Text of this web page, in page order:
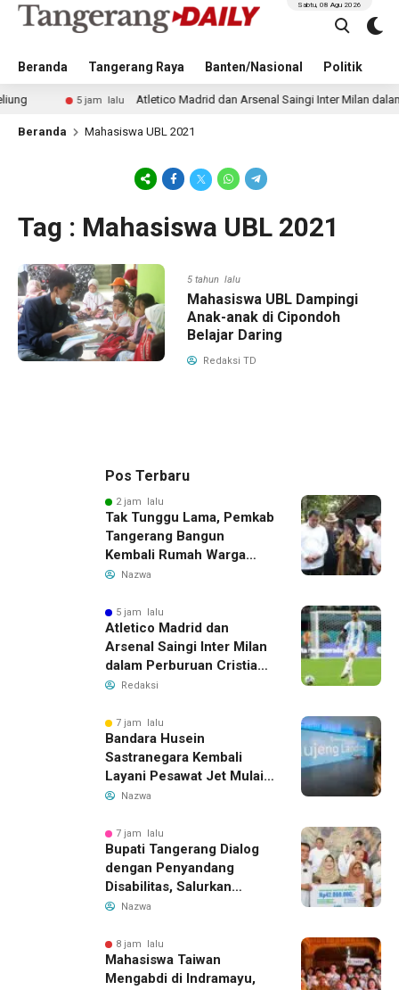
Beranda Tangerang Raya Banten/Nasional Politik
Sabtu, 08 Agu 2026
5 jam lalu Atletico Madrid dan Arsenal Saingi Inter Milan dalam
Beranda Mahasiswa UBL 2021
Tag : Mahasiswa UBL 2021
5 tahun lalu
Mahasiswa UBL Dampingi
Anak-anak di Cipondoh
Belajar Daring
Redaksi TD
Pos Terbaru
2 jam lalu
Tak Tunggu Lama, Pemkab
Tangerang Bangun
Kembali Rumah Warga
yang Roboh Akibat Puting
Nazwa
5 jam lalu
Atletico Madrid dan
Arsenal Saingi Inter Milan
dalam Perburuan Cristian
Romero, Transfer Bek
Redaksi
7 jam lalu
Bandara Husein
Sastranegara Kembali
Layani Pesawat Jet Mulai
14 Agustus 2026, Garuda
Bandung-Denpasar
Nazwa
7 jam lalu
Bupati Tangerang Dialog
dengan Penyandang
Disabilitas, Salurkan
Bantuan dan Tampung
Nazwa
8 jam lalu
Mahasiswa Taiwan
Mengabdi di Indramayu,